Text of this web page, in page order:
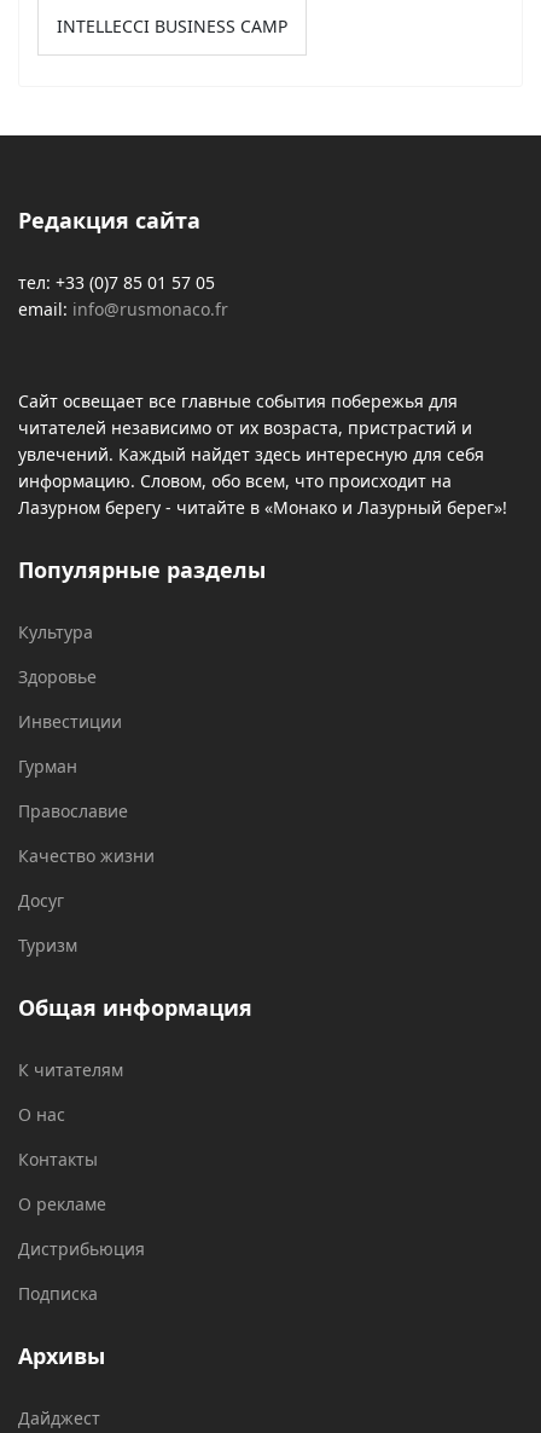
INTELLECCI BUSINESS CAMP
Редакция сайта
тел: +33 (0)7 85 01 57 05
email: info@rusmonaco.fr
Сайт освещает все главные события побережья для
читателей независимо от их возраста, пристрастий и
увлечений. Каждый найдет здесь интересную для себя
информацию. Словом, обо всем, что происходит на
Лазурном берегу - читайте в «Монако и Лазурный берег»!
Популярные разделы
Культура
Здоровье
Инвестиции
Гурман
Православие
Качество жизни
Досуг
Туризм
Общая информация
К читателям
О нас
Контакты
О рекламе
Дистрибьюция
Подписка
Архивы
Дайджест